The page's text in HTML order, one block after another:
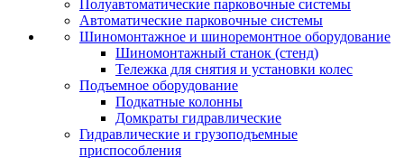
Полуавтоматические парковочные системы
Автоматические парковочные системы
Шиномонтажное и шиноремонтное оборудование
Шиномонтажный станок (стенд)
Тележка для снятия и установки колес
Подъемное оборудование
Подкатные колонны
Домкраты гидравлические
Гидравлические и грузоподъемные
приспособления